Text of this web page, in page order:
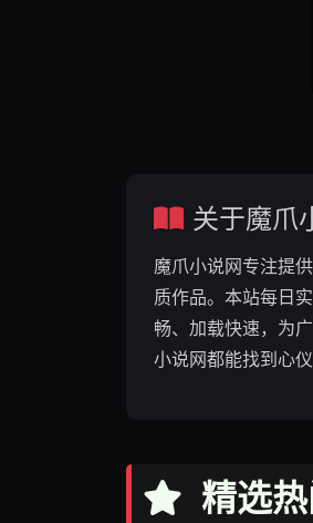
关于魔爪
魔爪小说网专注提
质作品。本站每日
畅、加载快速，为
小说网都能找到心仪
精选